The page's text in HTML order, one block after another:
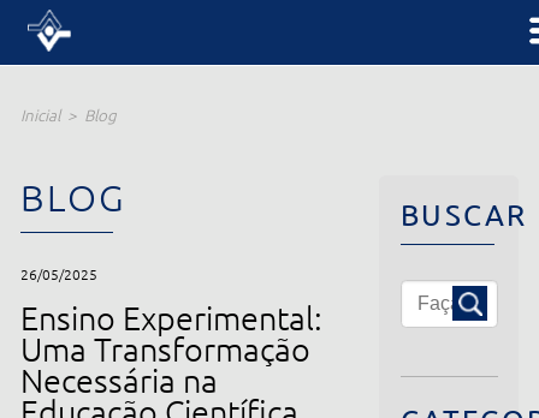
BLOG
Ensino Experimental:
Uma Transformação
Necessária na
Educação Científica
Brasileira
CATEGORIAS